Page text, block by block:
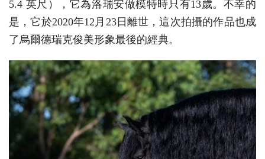
5.4 英尺），它為洛瑞安做模特時只有13歲。不幸的
是，它於2020年12月23日離世，這次拍攝的作品也成
了烏爾德瑞克俊美形象最後的經典。